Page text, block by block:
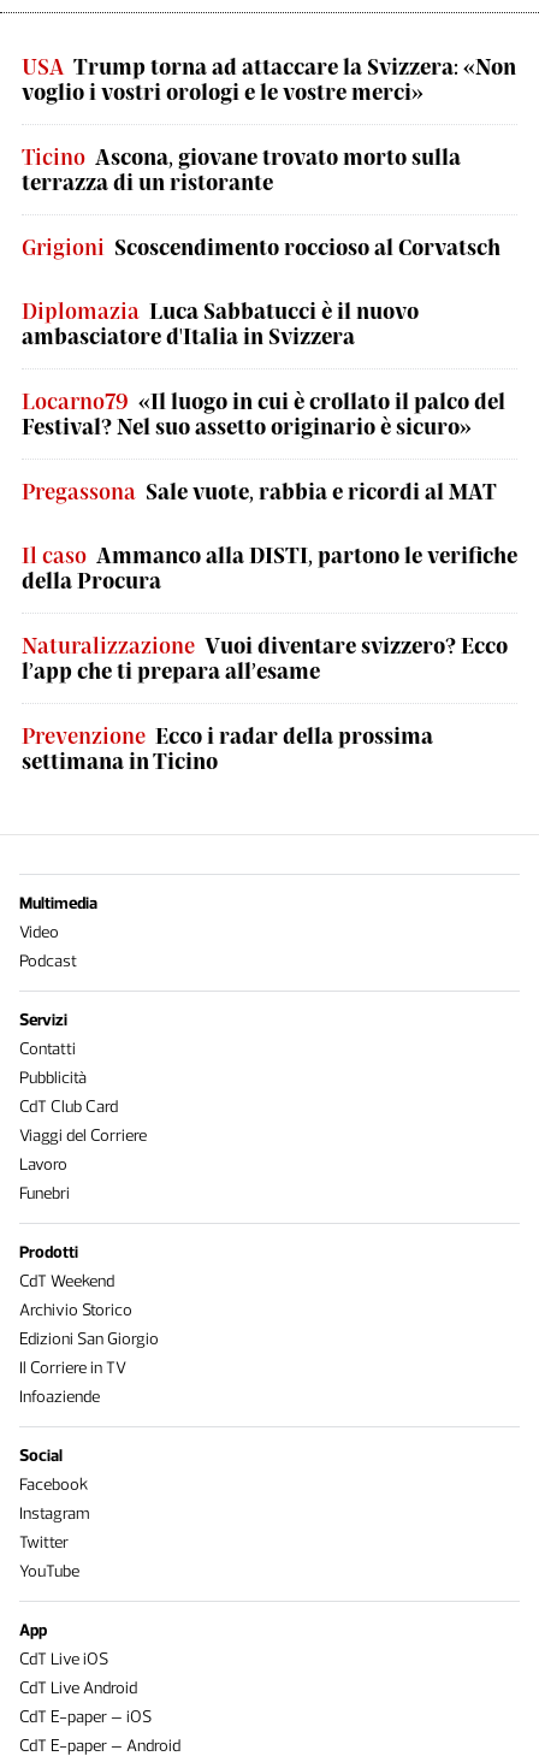
USA Trump torna ad attaccare la Svizzera: «Non
voglio i vostri orologi e le vostre merci»
Ticino Ascona, giovane trovato morto sulla
terrazza di un ristorante
Grigioni Scoscendimento roccioso al Corvatsch
Diplomazia Luca Sabbatucci è il nuovo
ambasciatore d'Italia in Svizzera
Locarno79 «Il luogo in cui è crollato il palco del
Festival? Nel suo assetto originario è sicuro»
Pregassona Sale vuote, rabbia e ricordi al MAT
Il caso Ammanco alla DISTI, partono le verifiche
della Procura
Naturalizzazione Vuoi diventare svizzero? Ecco
l’app che ti prepara all’esame
Prevenzione Ecco i radar della prossima
settimana in Ticino
Multimedia
Video
Podcast
Servizi
Contatti
Pubblicità
CdT Club Card
Viaggi del Corriere
Lavoro
Funebri
Prodotti
CdT Weekend
Archivio Storico
Edizioni San Giorgio
Il Corriere in TV
Infoaziende
Social
Facebook
Instagram
Twitter
YouTube
App
CdT Live iOS
CdT Live Android
CdT E-paper – iOS
CdT E-paper – Android